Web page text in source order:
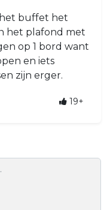
buffet het
het plafond met
op 1 bord want
en iets
zijn erger.
19+